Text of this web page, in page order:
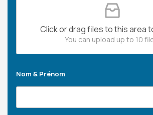
Click or drag files to this area
You can upload up to 10
Nom & Prénom